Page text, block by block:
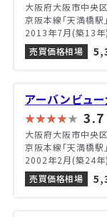
大阪府大阪市中央
京阪本線「天満橋駅
2013年7月(築13年)
売買価格相場
アーバンビュ
3.7
大阪府大阪市中央
京阪本線「天満橋駅
2002年2月(築24年)
売買価格相場